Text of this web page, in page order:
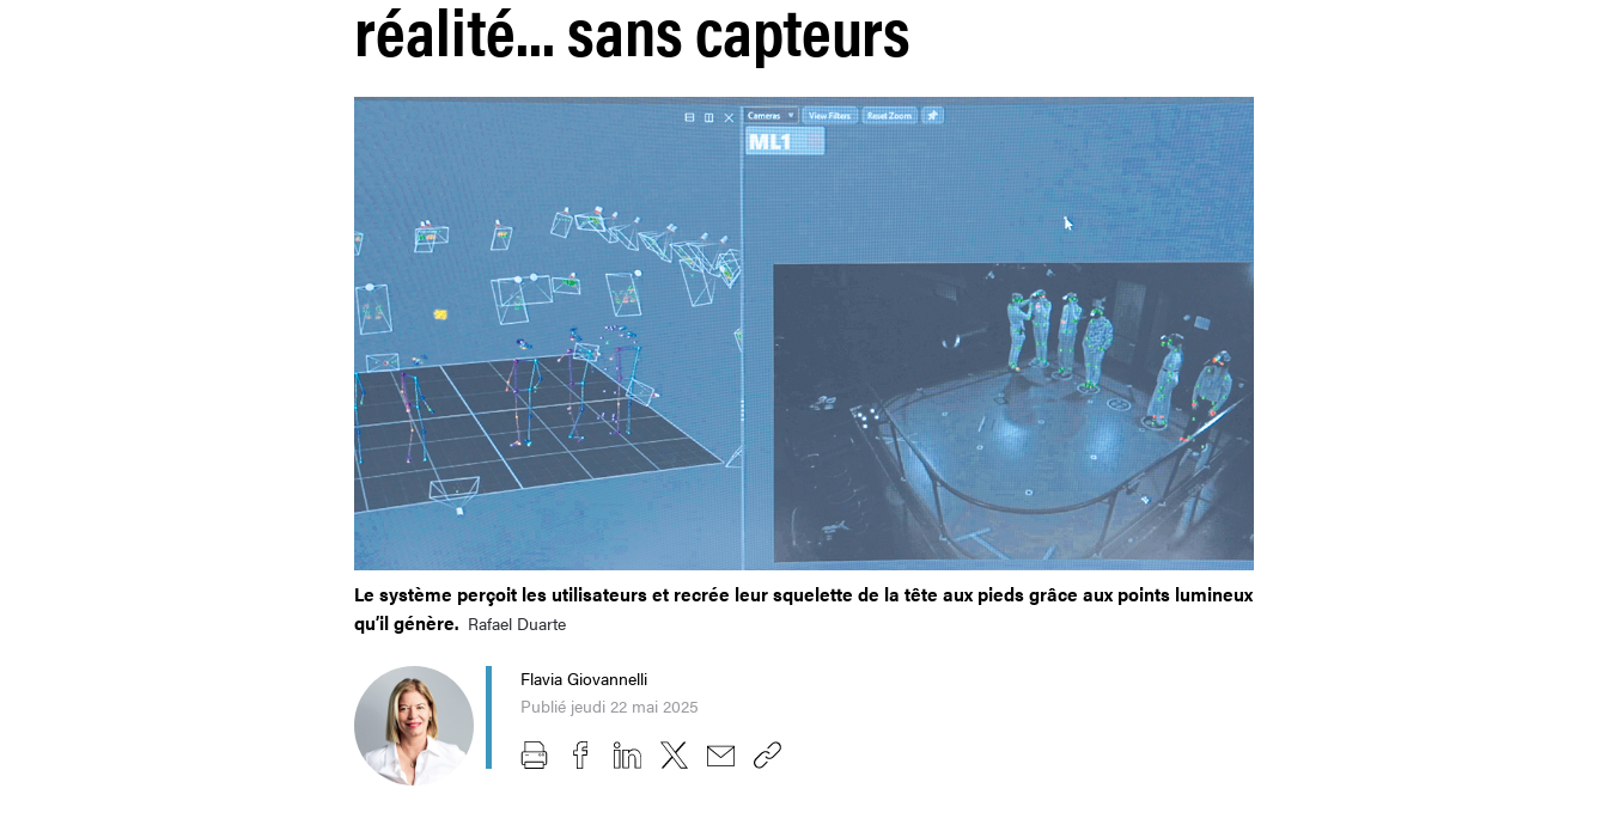
réalité... sans capteurs
Le système perçoit les utilisateurs et recrée leur squelette de la tête aux pieds grâce aux points lumineux
qu’il génère. Rafael Duarte
Flavia Giovannelli
Publié jeudi 22 mai 2025